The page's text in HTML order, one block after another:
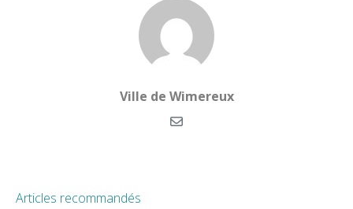
Ville de Wimereux
Articles recommandés